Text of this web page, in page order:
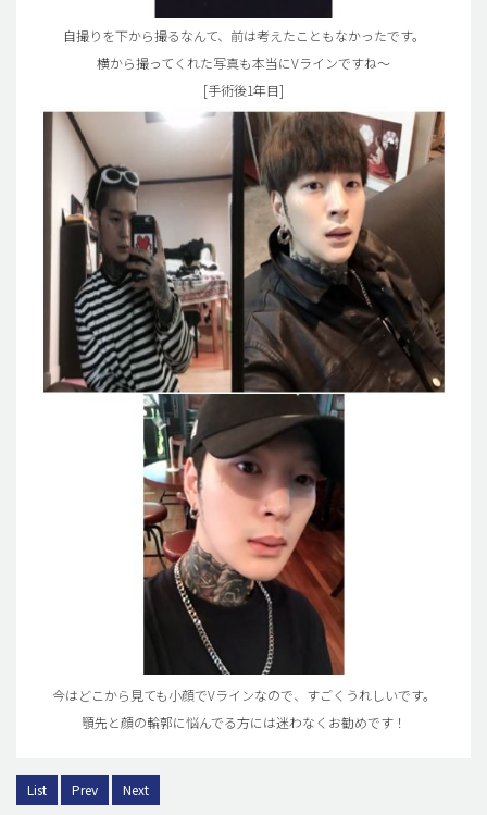
自撮りを下から撮るなんて、前は考えたこともなかったです。
横から撮ってくれた写真も本当にVラインですね～
[手術後1年目]
今はどこから見ても小顔でVラインなので、すごくうれしいです。
顎先と顔の輪郭に悩んでる方には迷わなくお勧めです！
List Prev Next